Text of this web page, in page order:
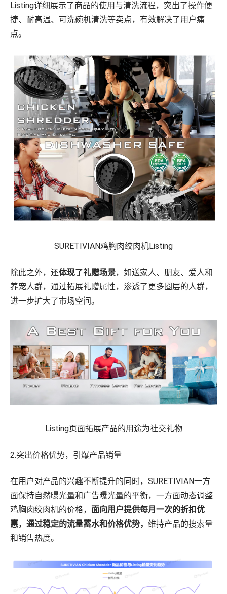
Listing详细展示了商品的使用与清洗流程，突出了操作便
捷、耐高温、可洗碗机清洗等卖点，有效解决了用户痛
点。
SURETIVIAN鸡胸肉绞肉机Listing
除此之外，还体现了礼赠场景，如送家人、朋友、爱人和
养宠人群，通过拓展礼赠属性，渗透了更多圈层的人群，
进⼀步扩大了市场空间。
Listing页面拓展产品的用途为社交礼物
2.突出价格优势，引爆产品销量
在用户对产品的兴趣不断提升的同时，SURETIVIAN一方
面保持自然曝光量和广告曝光量的平衡，一方面动态调整
鸡胸肉绞肉机的价格， 面向用户提供每月一次的折扣优
惠，通过稳定的流量蓄水和价格优势， 维持产品的搜索量
和销售热度。